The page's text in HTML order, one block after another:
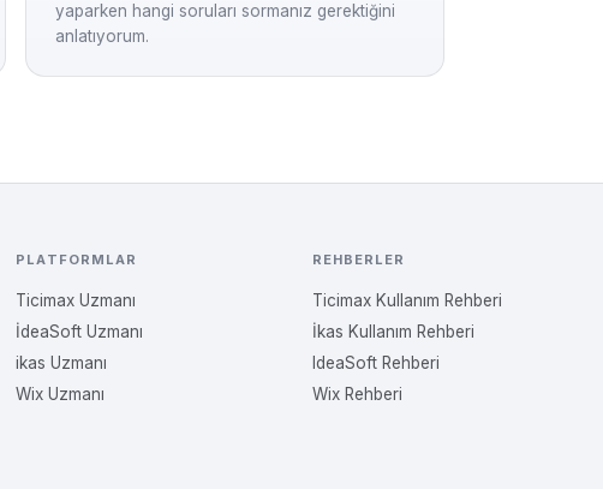
yaparken hangi soruları sormanız gerektiğini
anlatıyorum.
PLATFORMLAR
Ticimax Uzmanı
İdeaSoft Uzmanı
ikas Uzmanı
Wix Uzmanı
REHBERLER
Ticimax Kullanım Rehberi
İkas Kullanım Rehberi
IdeaSoft Rehberi
Wix Rehberi